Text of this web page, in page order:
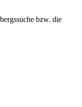
bzw. die